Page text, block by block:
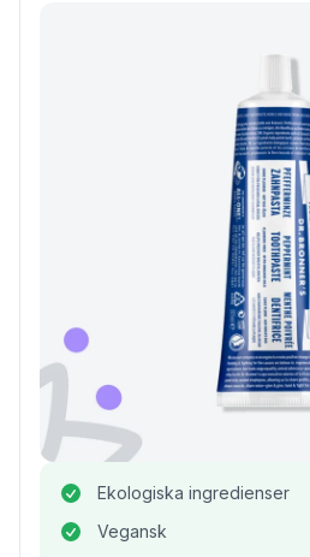
Ekologiska ingredienser
Vegansk